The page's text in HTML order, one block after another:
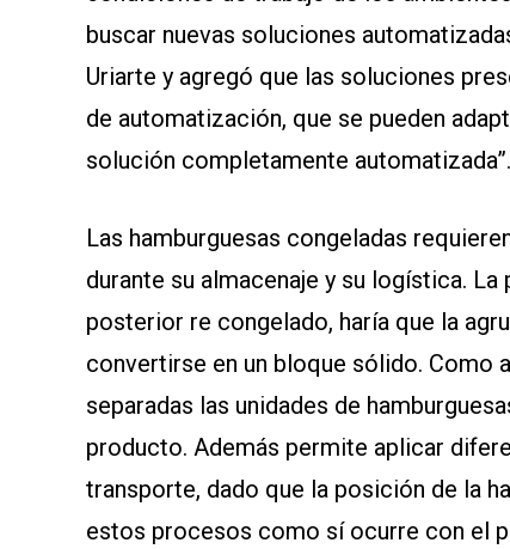
buscar nuevas soluciones
Uriarte y agregó que las soluciones
de automatización, que se pueden
solución completamente automatizada”.
Las hamburguesas congeladas
durante su almacenaje y su logística.
posterior re congelado, haría que la
convertirse en un bloque sólido. Como
separadas las unidades de
producto. Además permite aplicar
transporte, dado que la posición de la
estos procesos como sí ocurre con el